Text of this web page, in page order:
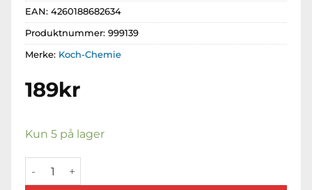
EAN: 4260188682634
Produktnummer: 999139
Merke: Koch-Chemie
189kr
Kun 5 på lager
Dosing dispenser for Kolan, Diwa and Schmu-Schu 1l (1